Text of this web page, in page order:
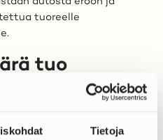
Tietoja
tuoreelle
tuo
oikean hinnan
ostajakuntansa